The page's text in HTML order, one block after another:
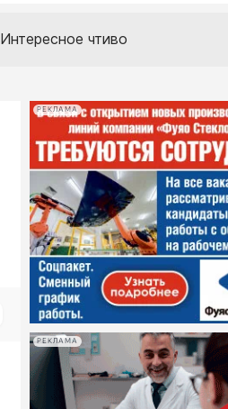
Интересное чтиво
РЕКЛАМА
РЕКЛАМА